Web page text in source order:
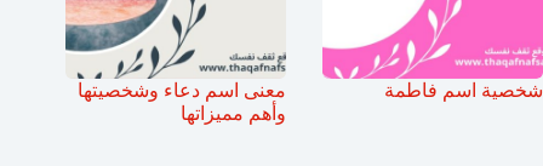
شخصية اسم فاطمة
معنى اسم دعاء وشخصيتها
وأهم مميزاتها